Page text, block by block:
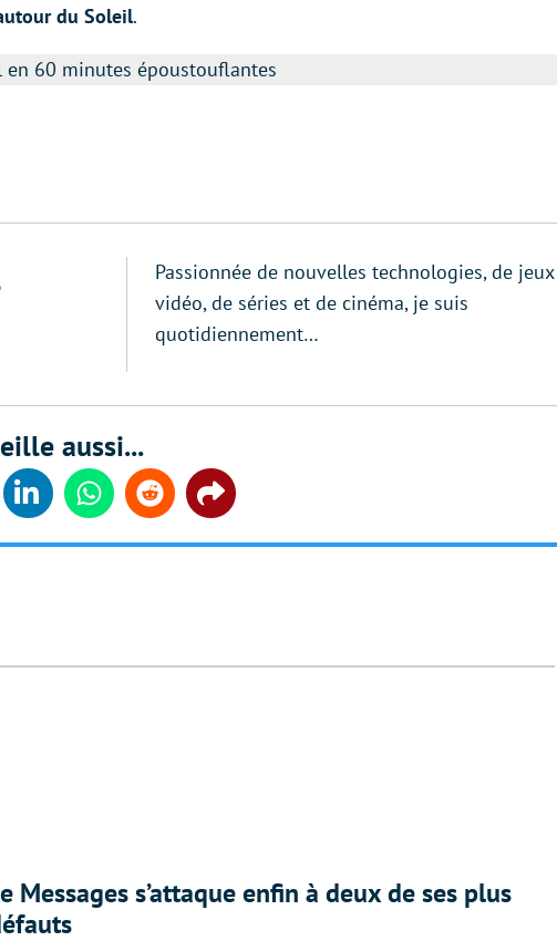
du Soleil.
en 60 minutes époustouflantes
Passionnée de nouvelles technologies, de jeux
vidéo, de séries et de cinéma, je suis
quotidiennement…
aussi...
LinkedinWhatsappReddit Share
Messages s’attaque enfin à deux de ses plus